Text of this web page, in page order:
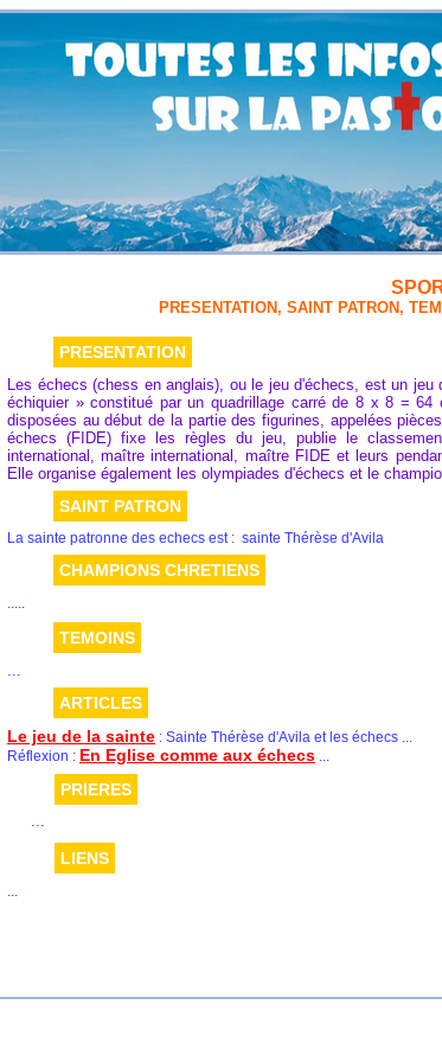
PRESENTATION, SAINT PATRON,
PRESENTATION
Les échecs (chess en anglais), ou le jeu d'échecs, est un
échiquier » constitué par un quadrillage carré de 8 x 8 =
disposées au début de la partie des figurines, appelées
échecs (FIDE) fixe les règles du jeu, publie le
international, maître international, maître FIDE et leurs
Elle organise également les olympiades d'échecs et le
SAINT PATRON
La sainte patronne des echecs est : sainte Thérèse d'Avila
CHAMPIONS CHRETIENS
.....
TEMOINS
...
ARTICLES
Le jeu de la sainte : Sainte Thérèse d'Avila et les échecs ...
Réflexion : En Eglise comme aux échecs ...
PRIERES
...
LIENS
...